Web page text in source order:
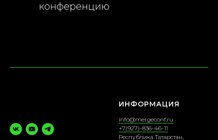
конференцию
ИНФОРМАЦИЯ
info@mergeconf.ru
+7(927)-836-46-11
Республика Татарстан,